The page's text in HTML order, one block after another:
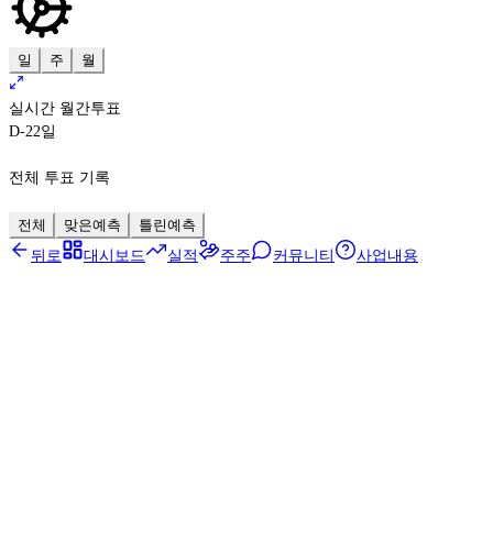
일 주 월
실시간 월간투표
D-22일
전체 투표 기록
전체 맞은예측
틀린예측
뒤로
대시보드 실적 주주 커뮤니티 사업내용